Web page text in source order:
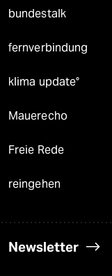
bundestalk
fernverbindung
klima update°
Mauerecho
Freie Rede
reingehen
Newsletter